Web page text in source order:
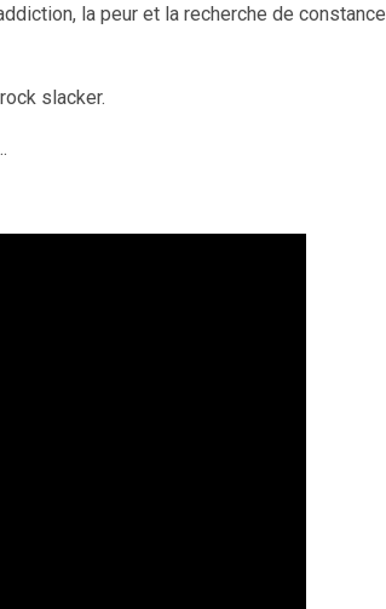
la peur et la recherche de constance
slacker.